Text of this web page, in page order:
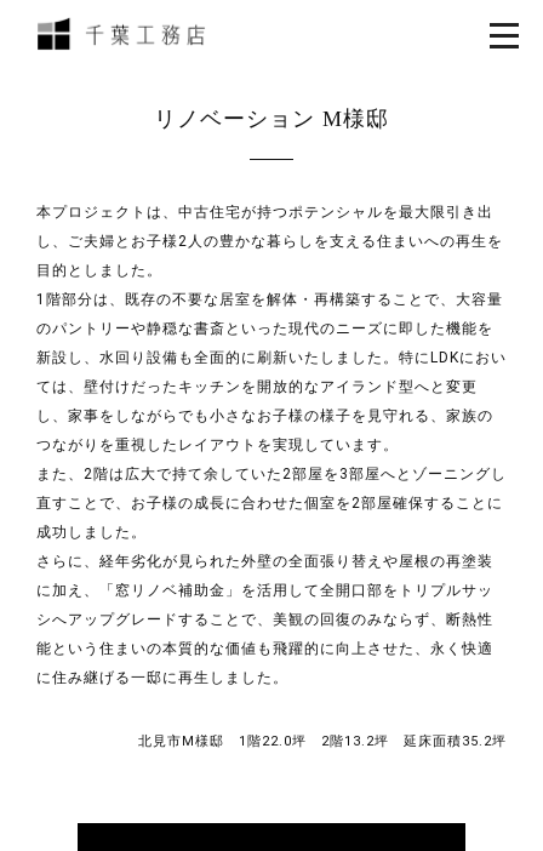
リノベーション M様邸
本プロジェクトは、中古住宅が持つポテンシャルを最大限引き出
し、ご夫婦とお子様2人の豊かな暮らしを支える住まいへの再生を
目的としました。
1階部分は、既存の不要な居室を解体・再構築することで、大容量
のパントリーや静穏な書斎といった現代のニーズに即した機能を
新設し、水回り設備も全面的に刷新いたしました。特にLDKにおい
ては、壁付けだったキッチンを開放的なアイランド型へと変更
し、家事をしながらでも小さなお子様の様子を見守れる、家族の
つながりを重視したレイアウトを実現しています。
また、2階は広大で持て余していた2部屋を3部屋へとゾーニングし
直すことで、お子様の成長に合わせた個室を2部屋確保することに
成功しました。
さらに、経年劣化が見られた外壁の全面張り替えや屋根の再塗装
に加え、「窓リノベ補助金」を活用して全開口部をトリプルサッ
シへアップグレードすることで、美観の回復のみならず、断熱性
能という住まいの本質的な価値も飛躍的に向上させた、永く快適
に住み継げる一邸に再生しました。
北見市M様邸 1階22.0坪 2階13.2坪 延床面積35.2坪